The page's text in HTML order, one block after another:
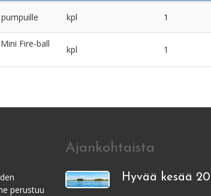
kpl 1
Fire-ball
kpl 1
perustuu
Ajankohtaista
Hyvää kesää